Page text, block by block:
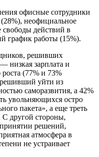
офисные сотрудники
неофициальное
свободы действий в
график работы (15%).
решивших
низкая зарплата и
роста (77% и 73%
уйти из
саморазвития, а 42%
увольняющихся остро
пакета», а еще треть
С другой стороны,
решений,
атмосфера в
не устраивает